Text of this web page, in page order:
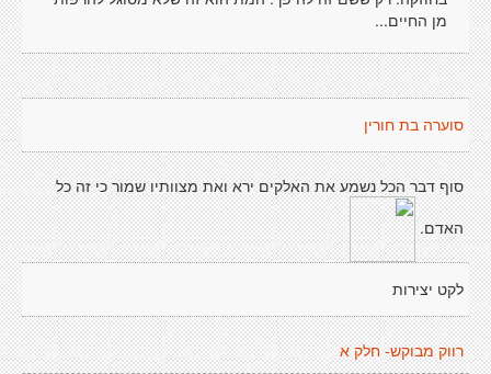
מן החיים...
סוערה בת חורין
סוף דבר הכל נשמע את האלקים ירא ואת מצוותיו שמור כי זה כל
האדם.
לקט יצירות
רווק מבוקש- חלק א